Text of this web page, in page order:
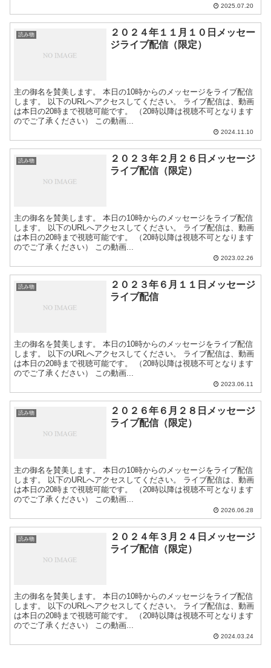
2025.07.20
読み物
２０２４年１１月１０日メッセー
ジライブ配信（限定）
主の御名を賛美します。 本日の10時からのメッセージをライブ配信
します。 以下のURLへアクセスしてください。 ライブ配信は、動画
は本日の20時まで視聴可能です。 （20時以降は視聴不可となります
のでご了承ください） この動画...
2024.11.10
読み物
２０２３年２月２６日メッセージ
ライブ配信（限定）
主の御名を賛美します。 本日の10時からのメッセージをライブ配信
します。 以下のURLへアクセスしてください。 ライブ配信は、動画
は本日の20時まで視聴可能です。 （20時以降は視聴不可となります
のでご了承ください） この動画...
2023.02.26
読み物
２０２３年６月１１日メッセージ
ライブ配信
主の御名を賛美します。 本日の10時からのメッセージをライブ配信
します。 以下のURLへアクセスしてください。 ライブ配信は、動画
は本日の20時まで視聴可能です。 （20時以降は視聴不可となります
のでご了承ください） この動画...
2023.06.11
読み物
２０２６年６月２８日メッセージ
ライブ配信（限定）
主の御名を賛美します。 本日の10時からのメッセージをライブ配信
します。 以下のURLへアクセスしてください。 ライブ配信は、動画
は本日の20時まで視聴可能です。 （20時以降は視聴不可となります
のでご了承ください） この動画...
2026.06.28
読み物
２０２４年３月２４日メッセージ
ライブ配信（限定）
主の御名を賛美します。 本日の10時からのメッセージをライブ配信
します。 以下のURLへアクセスしてください。 ライブ配信は、動画
は本日の20時まで視聴可能です。 （20時以降は視聴不可となります
のでご了承ください） この動画...
2024.03.24